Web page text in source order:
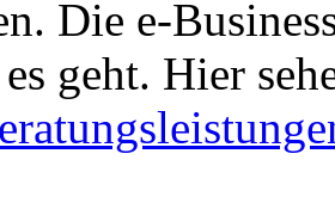
Die e-
geht. Hier